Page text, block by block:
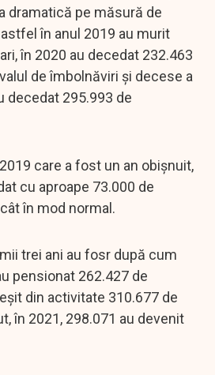
dramatică pe măsură de
în anul 2019 au murit
în 2020 au decedat 232.463
de îmbolnăviri și decese a
decedat 295.993 de
care a fost un an obișnuit,
cu aproape 73.000 de
în mod normal.
trei ani au fosr după cum
pensionat 262.427 de
din activitate 310.677 de
în 2021, 298.071 au devenit